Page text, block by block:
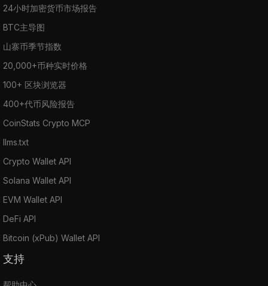
24小时加密货币市场报告
BTC主导图
山寨币季节指数
20,000+币种实时价格
100+ 区块浏览器
400+代币风险报告
CoinStats Crypto MCP
llms.txt
Crypto Wallet API
Solana Wallet API
EVM Wallet API
DeFi API
Bitcoin (xPub) Wallet API
支持